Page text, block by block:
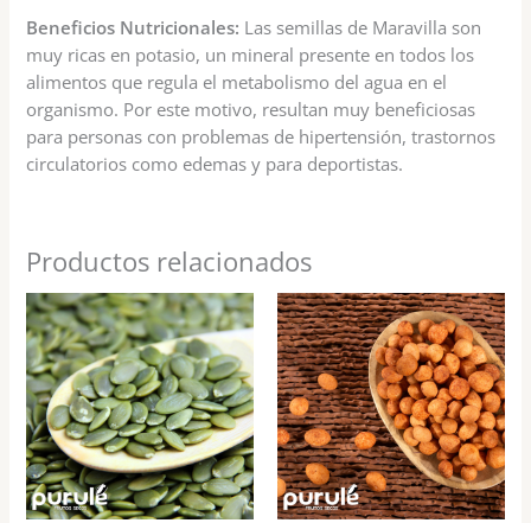
Beneficios Nutricionales: Las semillas de Maravilla son
muy ricas en potasio, un mineral presente en todos los
alimentos que regula el metabolismo del agua en el
organismo. Por este motivo, resultan muy beneficiosas
para personas con problemas de hipertensión, trastornos
circulatorios como edemas y para deportistas.
Productos relacionados
Rango
de
precios:
desde
$2.500
hasta
$7.500
Este
producto
tiene
múltiples
variantes.
Las
opciones
se
Rango
de
precios:
desde
$1.200
hasta
$5.700
Las
se